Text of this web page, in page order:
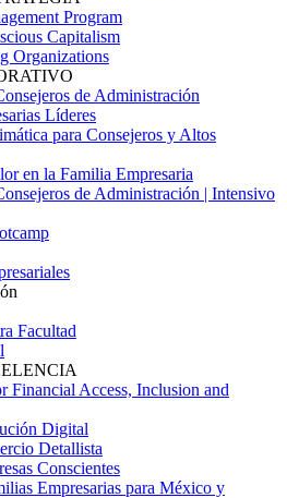
Program
Capitalism
Organizations
de Administración
Líderes
para Consejeros y Altos
en la Familia Empresaria
de Administración | Intensivo
Facultad
Financial Access, Inclusion and
Digital
Detallista
Conscientes
Empresarias para México y